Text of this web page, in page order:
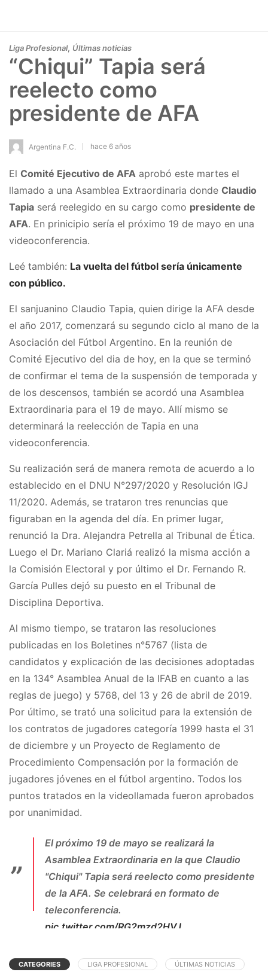
Liga Profesional, Últimas noticias
“Chiqui” Tapia será
reelecto como
presidente de AFA
Argentina F.C. hace 6 años
El Comité Ejecutivo de AFA aprobó este martes el
llamado a una Asamblea Extraordinaria donde Claudio
Tapia será reelegido en su cargo como presidente de
AFA. En prinicipio sería el próximo 19 de mayo en una
videoconferencia.
Leé también: La vuelta del fútbol sería únicamente
con público.
El sanjuanino Claudio Tapia, quien dirige la AFA desde
el año 2017, comenzará su segundo ciclo al mano de la
Asociación del Fútbol Argentino. En la reunión de
Comité Ejecutivo del dia de hoy, en la que se terminó
de confirmar el tema de la suspensión de temporada y
de los descensos, también se acordó una Asamblea
Extraordinaria para el 19 de mayo. Allí mismo se
determinará la reelección de Tapia en una
videoconferencia.
Su realización será de manera remota de acuerdo a lo
establecido en el DNU N°297/2020 y Resolución IGJ
11/2020. Además, se trataron tres renuncias que
figuraban en la agenda del día. En primer lugar,
renunció la Dra. Alejandra Petrella al Tribunal de Ética.
Luego el Dr. Mariano Clariá realizó la misma acción a
la Comisión Electoral y por último el Dr. Fernando R.
García Pulles dejó su puesto en el Tribunal de
Disciplina Deportiva.
Al mismo tiempo, se trataron las resoluciones
publicadas en los Boletines n°5767 (lista de
candidatos y explicación de las decisiones adoptadas
en la 134° Asamblea Anual de la IFAB en cuanto a las
reglas de juego) y 5768, del 13 y 26 de abril de 2019.
Por último, se trató una solicitud para la extensión de
los contratos de jugadores categoría 1999 hasta el 31
de diciembre y un Proyecto de Reglamento de
Procedimiento Compensación por la formación de
jugadores jóvenes en el fútbol argentino. Todos los
puntos tratados en la videollamada fueron aprobados
por unanimidad.
El próximo 19 de mayo se realizará la
Asamblea Extraordinaria en la que Claudio
"Chiqui" Tapia será reelecto como presidente
de la AFA. Se celebrará en formato de
teleconferencia.
pic.twitter.com/RG2mzd2HVJ
2020
CATEGORIES LIGA PROFESIONAL ÚLTIMAS NOTICIAS